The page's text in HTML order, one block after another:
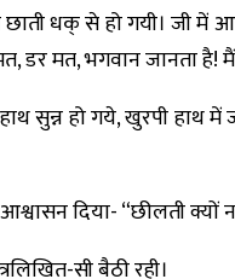
छाती धक् से हो गयी। जी
डर मत, भगवान जानता
सुन्न हो गये, खुरपी हाथ
दिया- “छीलती
सी बैठी रही।